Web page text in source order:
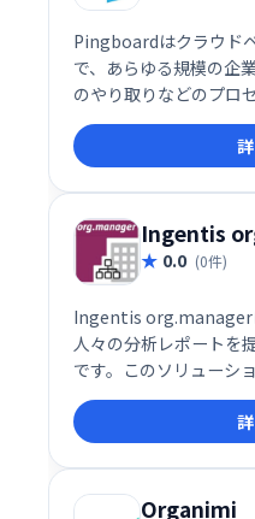
Pingboardはクラウド
で、あらゆる規模の企
のやり取りなどのプロ
のカレンダーを使用す
社員、誕生日に関する
きます。
Ingentis
0.0 (0件)
Ingentis org.manager
人々の分析レポートを
です。このソリューシ
レミスでホストでき、
チーム向けに設計され
Organimi